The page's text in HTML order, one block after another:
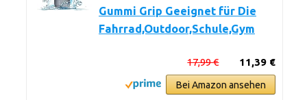
Gummi Grip Geeignet für Die
Fahrrad,Outdoor,Schule,Gym
11,39 €
17,99 €
Bei Amazon ansehen